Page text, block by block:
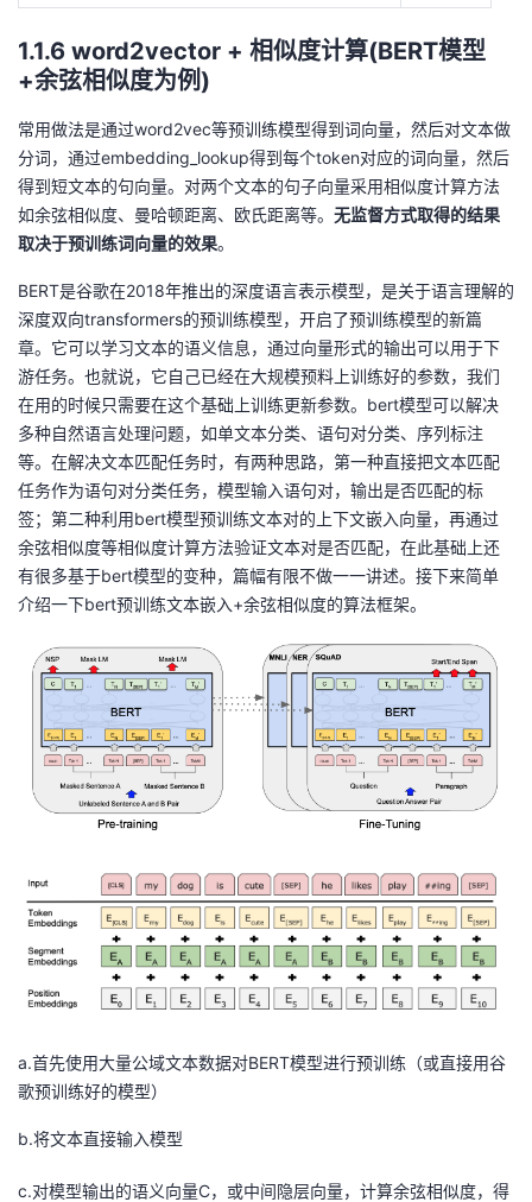
e
{
o
s
}
(x
1,
x
2)
=
\f
ra
c
{
x
1
\
c
d
1.1.6 word2vector + 相似度计算(BERT模型
+余弦相似度为例)
常用做法是通过word2vec等预训练模型得到词向量，然后对文本做
分词，通过embedding_lookup得到每个token对应的词向量，然后
得到短文本的句向量。对两个文本的句子向量采用相似度计算方法
如余弦相似度、曼哈顿距离、欧氏距离等。 无监督方式取得的结果
取决于预训练词向量的效果。
BERT是谷歌在2018年推出的深度语言表示模型，是关于语言理解的
深度双向transformers的预训练模型，开启了预训练模型的新篇
章。它可以学习文本的语义信息，通过向量形式的输出可以用于下
游任务。也就说，它自己已经在大规模预料上训练好的参数，我们
在用的时候只需要在这个基础上训练更新参数。bert模型可以解决
多种自然语言处理问题，如单文本分类、语句对分类、序列标注
等。在解决文本匹配任务时，有两种思路，第一种直接把文本匹配
任务作为语句对分类任务，模型输入语句对，输出是否匹配的标
签；第二种利用bert模型预训练文本对的上下文嵌入向量，再通过
余弦相似度等相似度计算方法验证文本对是否匹配，在此基础上还
有很多基于bert模型的变种，篇幅有限不做一一讲述。接下来简单
介绍一下bert预训练文本嵌入+余弦相似度的算法框架。
a.首先使用大量公域文本数据对BERT模型进行预训练（或直接用谷
歌预训练好的模型）
b.将文本直接输入模型
c.对模型输出的语义向量C，或中间隐层向量，计算余弦相似度，得